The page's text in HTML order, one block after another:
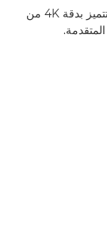
توفر العدسة جودة بصرية مذهلة من الفئة UHDxs وتتميز بدقة 4K من